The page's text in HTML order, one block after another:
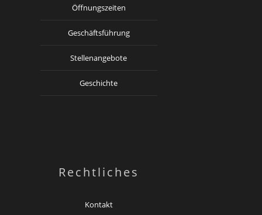
Öffnungszeiten
Geschäftsführung
Stellenangebote
Geschichte
Rechtliches
Kontakt